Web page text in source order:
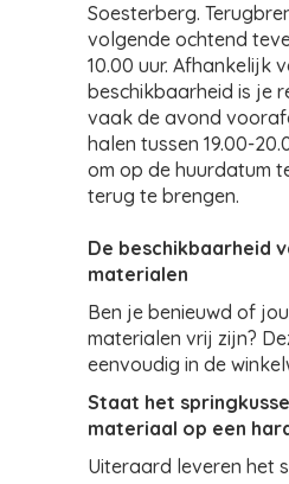
Soesterberg.
volgende ochtend
10.00 uur. Afhankelijk
beschikbaarheid is je
vaak de avond
halen tussen 19.00-
om op de huurdatum
terug te brengen.
De beschikbaarheid
materialen
Ben je benieuwd of
materialen vrij zijn?
eenvoudig in de
Staat het
materiaal op een
Uiteraard leveren het